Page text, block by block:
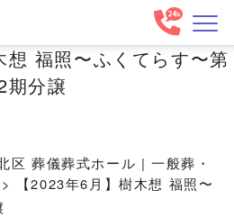
想 福照〜ふくてらす〜第
期分譲
区 葬儀葬式ホール | 一般葬・
>
【2023年6月】樹木想 福照〜